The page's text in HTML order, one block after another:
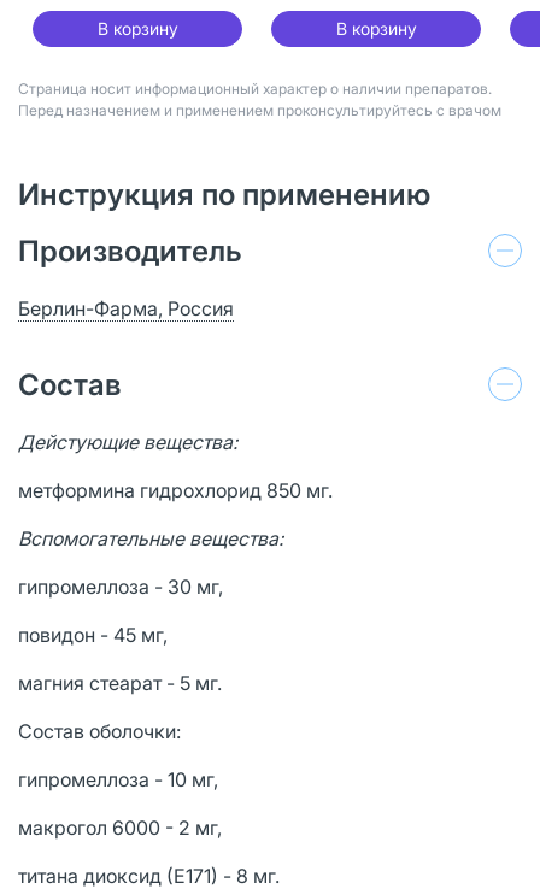
В корзину В корзину
Страница носит информационный характер о наличии препаратов.
Перед назначением и применением проконсультируйтесь с врачом
Инструкция по применению
Производитель
Берлин-Фарма, Россия
Состав
Дейстующие вещества:
метформина гидрохлорид 850 мг.
Вспомогательные вещества:
гипромеллоза - 30 мг,
повидон - 45 мг,
магния стеарат - 5 мг.
Состав оболочки:
гипромеллоза - 10 мг,
макрогол 6000 - 2 мг,
титана диоксид (Е171) - 8 мг.